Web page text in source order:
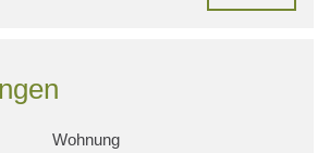
Wohnung